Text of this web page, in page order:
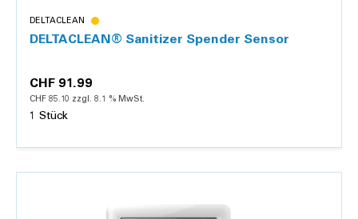
DELTACLEAN
DELTACLEAN® Sanitizer Spender Sensor
CHF 91.99
CHF 85.10 zzgl. 8.1 % MwSt.
1 Stück